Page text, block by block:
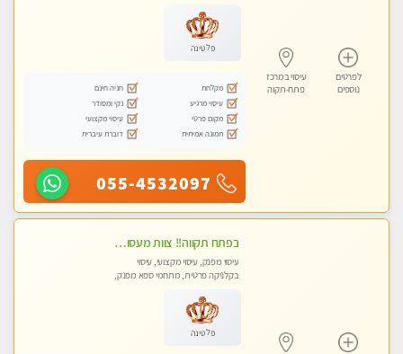
לפרטים
נוספים
עיסוי במרכז
פתח-תקוה
פלטינה
מקלחת
חניה חינם
עיסוי מרגיע
נקי ומסודר
מקום פרטי
עיסוי מקצועי
תמונה אמיתית
דוברת עיברית
055-4532097
‏בפתח תקווה!! ‏צוות מעסות נאות!! ‏לעיסוי מקצועי מושלם ומפנק !! ‏ מכבדים כרטיסי אשראי- מעסות אלופות פרטי! טל- 03-9040343
עיסוי מפנק, עיסוי מקצועי, עיסוי
בקלניקה פרטית, מתחמי ספא מפנק,
פלטינה